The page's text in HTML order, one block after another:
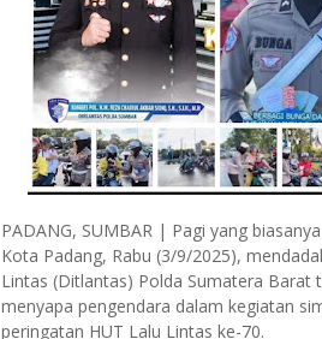
PADANG, SUMBAR | Pagi yang
Kota Padang, Rabu (3/9/2025),
Lintas (Ditlantas) Polda Sumatera Barat
menyapa pengendara dalam kegiatan
peringatan HUT Lalu Lintas ke-70.